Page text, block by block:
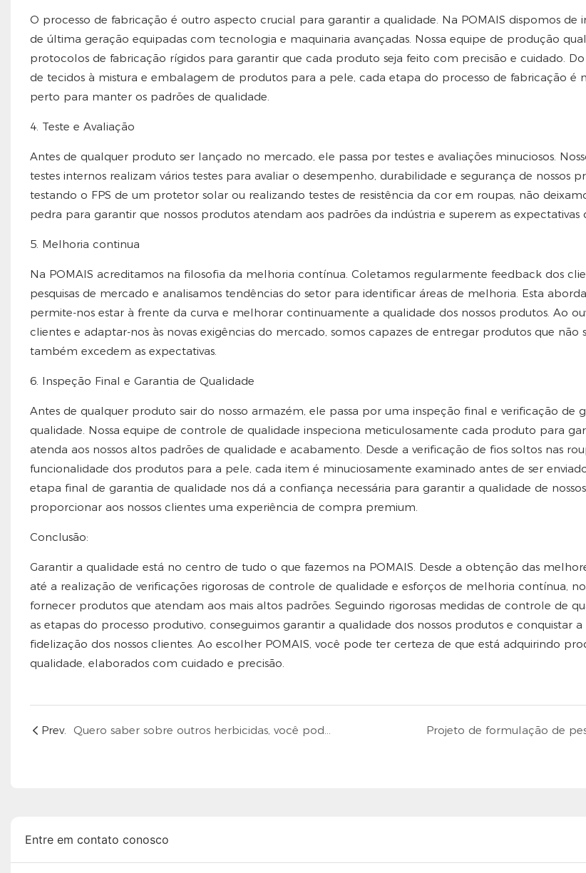
O processo de fabricação é outro aspecto crucial para garantir a qualidade. Na POMAIS dispomos de
de última geração equipadas com tecnologia e maquinaria avançadas. Nossa equipe de produção
protocolos de fabricação rígidos para garantir que cada produto seja feito com precisão e cuidado.
de tecidos à mistura e embalagem de produtos para a pele, cada etapa do processo de fabricação é
perto para manter os padrões de qualidade.
4. Teste e Avaliação
Antes de qualquer produto ser lançado no mercado, ele passa por testes e avaliações minuciosos.
testes internos realizam vários testes para avaliar o desempenho, durabilidade e segurança de nossos
testando o FPS de um protetor solar ou realizando testes de resistência da cor em roupas, não
pedra para garantir que nossos produtos atendam aos padrões da indústria e superem as expectativas
5. Melhoria continua
Na POMAIS acreditamos na filosofia da melhoria contínua. Coletamos regularmente feedback dos
pesquisas de mercado e analisamos tendências do setor para identificar áreas de melhoria. Esta
permite-nos estar à frente da curva e melhorar continuamente a qualidade dos nossos produtos. Ao
clientes e adaptar-nos às novas exigências do mercado, somos capazes de entregar produtos que não
também excedem as expectativas.
6. Inspeção Final e Garantia de Qualidade
Antes de qualquer produto sair do nosso armazém, ele passa por uma inspeção final e verificação de
qualidade. Nossa equipe de controle de qualidade inspeciona meticulosamente cada produto para
atenda aos nossos altos padrões de qualidade e acabamento. Desde a verificação de fios soltos nas
funcionalidade dos produtos para a pele, cada item é minuciosamente examinado antes de ser
etapa final de garantia de qualidade nos dá a confiança necessária para garantir a qualidade de
proporcionar aos nossos clientes uma experiência de compra premium.
Conclusão:
Garantir a qualidade está no centro de tudo o que fazemos na POMAIS. Desde a obtenção das
até a realização de verificações rigorosas de controle de qualidade e esforços de melhoria contínua,
fornecer produtos que atendam aos mais altos padrões. Seguindo rigorosas medidas de controle de
as etapas do processo produtivo, conseguimos garantir a qualidade dos nossos produtos e conquistar
fidelização dos nossos clientes. Ao escolher POMAIS, você pode ter certeza de que está adquirindo
qualidade, elaborados com cuidado e precisão.
Prev. Quero saber sobre outros herbicidas, você pode me dar algumas recomendações? Projeto de formulação de
Entre em contato conosco